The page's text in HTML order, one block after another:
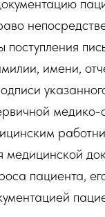
поступления
имени,
медико-
медицинской
пациента,